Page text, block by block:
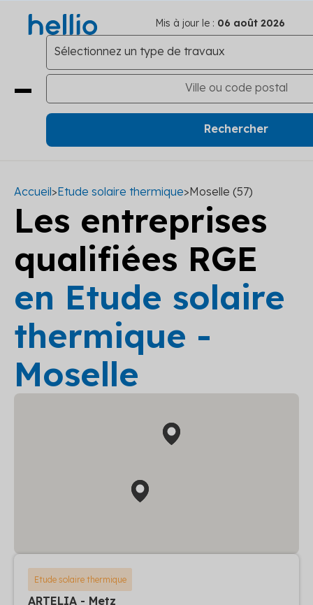
Mis à jour le : 06 août 2026
Accueil>Etude solaire thermique>Moselle (57)
Les entreprises
qualifiées RGE
en Etude solaire
thermique -
Moselle
Etude solaire thermique
ARTELIA - Metz